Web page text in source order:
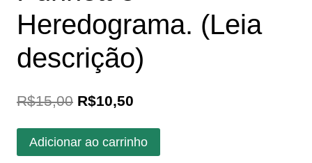
Heredograma. (Leia
descrição)
R$15,00 O
preço
original
R$10,50
preço
atual
Genética
quadro
Adicionar ao carrinho